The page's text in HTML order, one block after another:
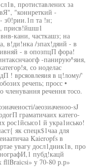
протиставлених за
"коннреткий -
з0!рии.1п та !н;
присв!йшш1
кани, часткашз; на
в!ди!нка /зпах!дяий - в
- в опозпцП фора!
-панирую^яия,
со ноделас
! врсяовлеяия в ц!лому/'
речепь; просс •
членування речення тосо.
аеозиаченоо-sJ
граматичаих катего-
рос1йсысо1 й укра1исько!
як спецк$1чаа для
Kaieropfs в
увагу досл1дник1в, про
пубд!кацй
fllBraicsi» у 70-80 р.р»